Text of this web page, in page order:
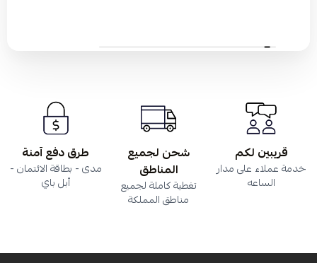
قريبين لكم
خدمة عملاء على مدار
الساعه
شحن لجميع
المناطق
تغطية كاملة لجميع
مناطق المملكة
طرق دفع آمنة
مدى - بطاقة الائتمان -
أبل باي